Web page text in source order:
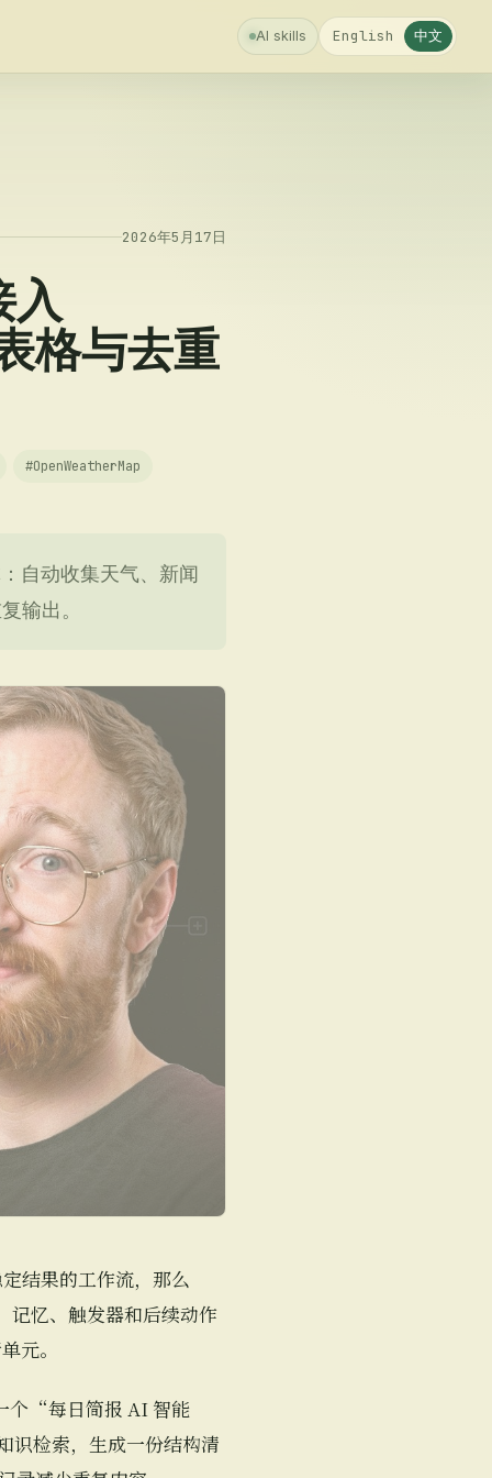
AI skills English 中文
2026年5月17日
入
格与去重
#OpenWeatherMap
自动收集天气、新闻
输出。
结果的工作流，那么
忆、触发器和后续动作
元。
个“每日简报 AI 智能
识检索，生成一份结构清